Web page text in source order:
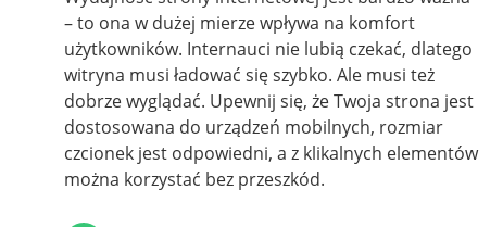
– to ona w dużej mierze wpływa na komfort
użytkowników. Internauci nie lubią czekać, dlatego
witryna musi ładować się szybko. Ale musi też
dobrze wyglądać. Upewnij się, że Twoja strona jest
dostosowana do urządzeń mobilnych, rozmiar
czcionek jest odpowiedni, a z klikalnych elementów
można korzystać bez przeszkód.